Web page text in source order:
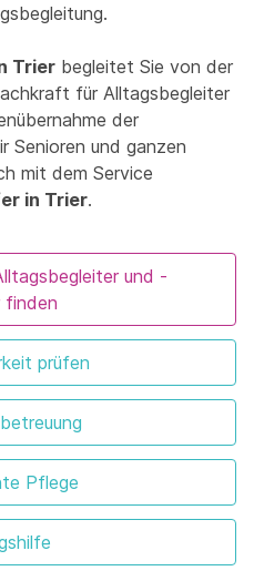
Trier begleitet Sie von der
für Alltagsbegleiter
der
Senioren und ganzen
mit dem Service
in Trier.
und -
finden
prüfen
Pflege